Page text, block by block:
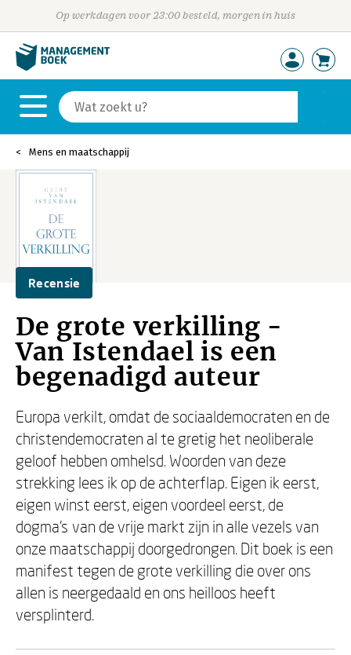
Op werkdagen voor 23:00 besteld, morgen in huis
Mens en maatschappij
Recensie
De grote verkilling -
Van Istendael is een
begenadigd auteur
Europa verkilt, omdat de sociaaldemocraten en de
christendemocraten al te gretig het neoliberale
geloof hebben omhelsd. Woorden van deze
strekking lees ik op de achterflap. Eigen ik eerst,
eigen winst eerst, eigen voordeel eerst, de
dogma’s van de vrije markt zijn in alle vezels van
onze maatschappij doorgedrongen. Dit boek is een
manifest tegen de grote verkilling die over ons
allen is neergedaald en ons heilloos heeft
versplinterd.